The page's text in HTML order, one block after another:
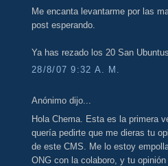
Me encanta levantarme por las
post esperando.
Ya has rezado los 20 San
28/8/07 9:32 A. M.
Anónimo dijo...
Hola Chema. Esta es la primera
quería pedirte que me dieras tu
de este CMS. Me lo estoy
ONG con la colaboro, y tu